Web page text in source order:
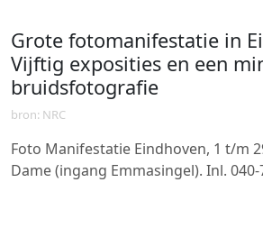
Grote fotomanifestatie in
Vijftig exposities en een
bruidsfotografie
bron: NRC
Foto Manifestatie Eindhoven, 1 t/m
Dame (ingang Emmasingel). Inl. 040-